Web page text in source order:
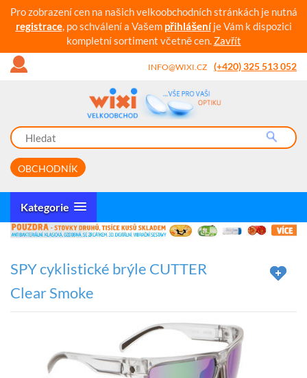
Pro zobrazení cen na našich velkoobchodních stránkách je nutná
registrace, po schválení a Vašem přihlášeníje Vám k dispozici
kompletní sortiment včetně cen. Zavřít
INFO@WIXI.CZ (+420) 325 513 052
OBCHODNÍK
Kategorie
SPY cyklistické brýle CUTTER
Clear Smoke